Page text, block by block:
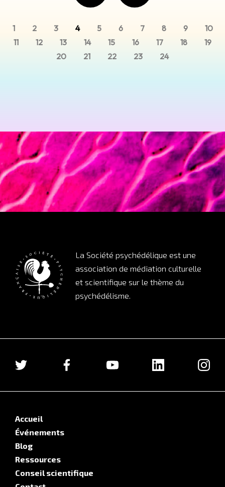
1 2 3 4 5 6 7 8 9
10
11
12 13 14 15 16 17 18
19
20
21 22 23 24
La Société psychédélique est une
association de médiation culturelle
et scientifique sur le thème du
psychédélisme.
Accueil
Événements
Blog
Ressources
Conseil scientifique